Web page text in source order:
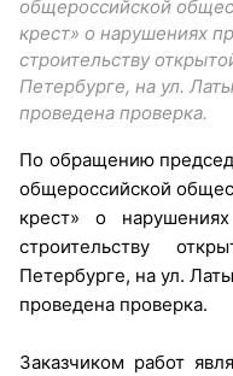
общероссийской
крест» о нарушениях
строительству
Петербурге, на ул.
проведена проверка.
По обращению
общероссийской
крест» о
строительству
Петербурге, на ул.
проведена проверка.
Заказчиком работ